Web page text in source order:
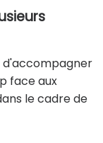
d'accompagner
face aux
le cadre de